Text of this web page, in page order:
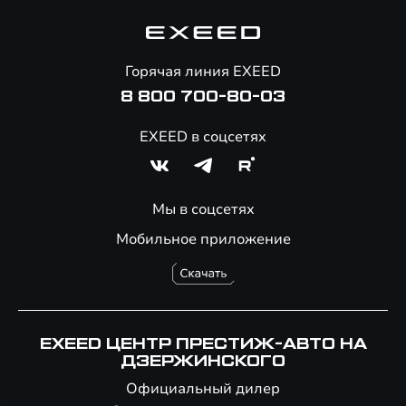
Помощь на дорогах
Мобильное приложение
Горячая линия EXEED
8 800 700-80-03
EXEED в соцсетях
Мы в соцсетях
EXEED ЦЕНТР ПРЕСТИЖ-АВТО НА
ДЗЕРЖИНСКОГО
Официальный дилер